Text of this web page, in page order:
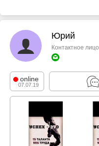
Юрий
Контактное лицо
online
07.07.19